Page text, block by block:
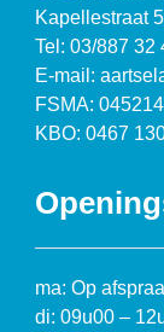
Kapellestraat
Tel: 03/887 32
E-mail:
FSMA:
KBO: 0467
ma: Op
di: 09u00 –